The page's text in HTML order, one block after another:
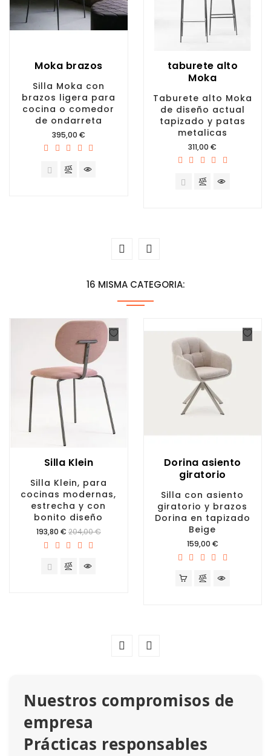
Moka brazos
Silla Moka con
brazos ligera para
cocina o comedor
de ondarreta
Precio
395,00 €
taburete alto
Moka
Taburete alto Moka
de diseño actual
tapizado y patas
metalicas
Precio
311,00 €
16 MISMA CATEGORIA:
Silla Klein
Silla Klein, para
cocinas modernas,
estrecha y con
bonito diseño
Precio
193,80 € 204,00 €
Dorina asiento
giratorio
Silla con asiento
giratorio y brazos
Dorina en tapizado
Beige
Precio
159,00 €
Nuestros compromisos de
empresa
Prácticas responsables